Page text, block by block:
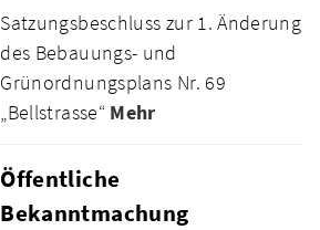
Satzungsbeschluss zur 1. Änderung
des Bebauungs- und
Grünordnungsplans Nr. 69
„Bellstrasse“ Mehr
Öffentliche
Bekanntmachung